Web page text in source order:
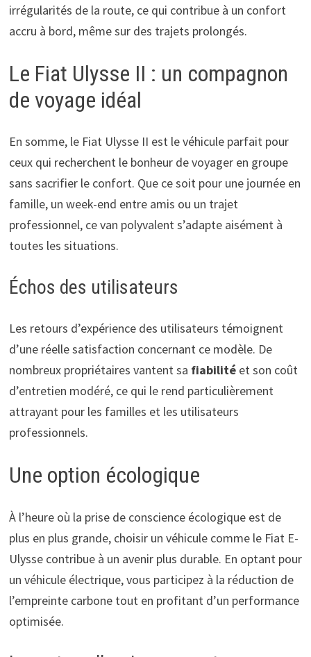
irrégularités de la route, ce qui contribue à un confort
accru à bord, même sur des trajets prolongés.
Le Fiat Ulysse II : un compagnon
de voyage idéal
En somme, le Fiat Ulysse II est le véhicule parfait pour
ceux qui recherchent le bonheur de voyager en groupe
sans sacrifier le confort. Que ce soit pour une journée en
famille, un week-end entre amis ou un trajet
professionnel, ce van polyvalent s’adapte aisément à
toutes les situations.
Échos des utilisateurs
Les retours d’expérience des utilisateurs témoignent
d’une réelle satisfaction concernant ce modèle. De
nombreux propriétaires vantent sa fiabilitéet son coût
d’entretien modéré, ce qui le rend particulièrement
attrayant pour les familles et les utilisateurs
professionnels.
Une option écologique
À l’heure où la prise de conscience écologique est de
plus en plus grande, choisir un véhicule comme le Fiat E-
Ulysse contribue à un avenir plus durable. En optant pour
un véhicule électrique, vous participez à la réduction de
l’empreinte carbone tout en profitant d’un performance
optimisée.